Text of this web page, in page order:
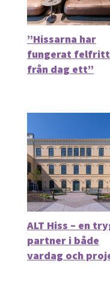
”Hissarna har
fungerat felfritt
från dag ett”
ALT Hiss – en
partner i både
vardag och